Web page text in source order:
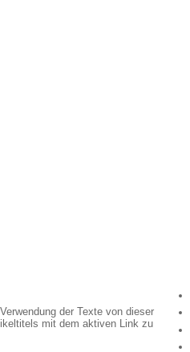
der Texte von dieser
mit dem aktiven Link zu